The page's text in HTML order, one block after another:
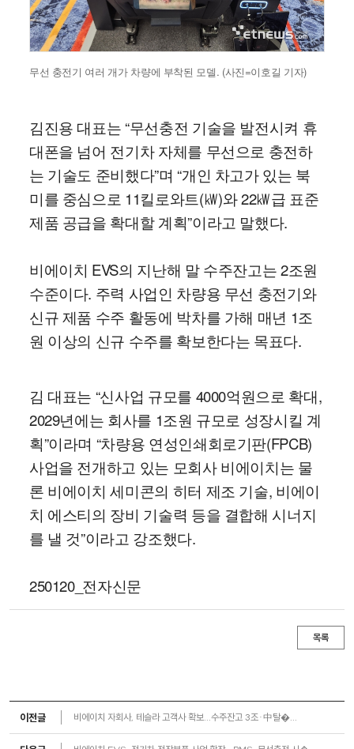
무선 충전기 여러 개가 차량에 부착된 모델. (사진=이호길 기자)
김진용 대표는 “무선충전 기술을 발전시켜 휴
대폰을 넘어 전기차 자체를 무선으로 충전하
는 기술도 준비했다”며 “개인 차고가 있는 북
미를 중심으로 11킬로와트(㎾)와 22㎾급 표준
제품 공급을 확대할 계획”이라고 말했다.
비에이치 EVS의 지난해 말 수주잔고는 2조원
수준이다. 주력 사업인 차량용 무선 충전기와
신규 제품 수주 활동에 박차를 가해 매년 1조
원 이상의 신규 수주를 확보한다는 목표다.
김 대표는 “신사업 규모를 4000억원으로 확대,
2029년에는 회사를 1조원 규모로 성장시킬 계
획”이라며 “차량용 연성인쇄회로기판(FPCB)
사업을 전개하고 있는 모회사 비에이치는 물
론 비에이치 세미콘의 히터 제조 기술, 비에이
치 에스티의 장비 기술력 등을 결합해 시너지
를 낼 것”이라고 강조했다.
250120_전자신문
목록
이전글 비에이치 자회사, 테슬라 고객사 확보...수주잔고 3조·中탈�...